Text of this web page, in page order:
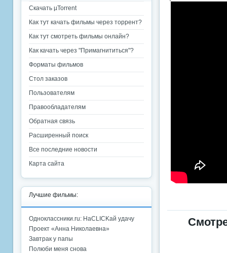
Скачать µTorrent
Как тут качать фильмы через торрент?
Как тут смотреть фильмы онлайн?
Как качать через "Примагнититься"?
Форматы фильмов
Стол заказов
Пользователям
Правообладателям
Обратная связь
Расширенный поиск
Все последние новости
Карта сайта
Лучшие фильмы:
Одноклассники.ru: НаCLICKай удачу
Проект «Анна Николаевна»
Завтрак у папы
Полюби меня снова